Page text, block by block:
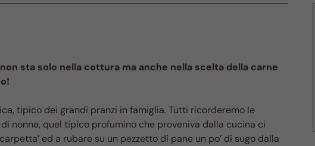
sta solo nella cottura ma anche nella scelta della carne
tipico dei grandi pranzi in famiglia. Tutti ricorderemo le
nonna, quel tipico profumino che proveniva dalla cucina ci
ed a rubare su un pezzetto di pane un po’ di sugo dalla